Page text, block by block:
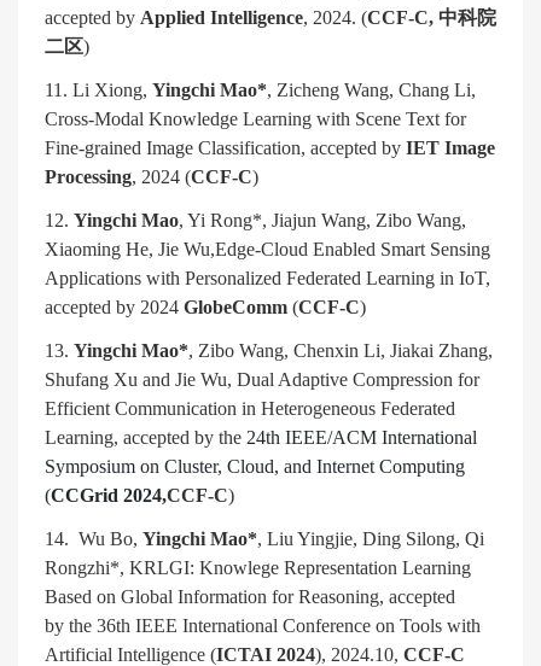
accepted by Applied Intelligence, 2024. (CCF-C, 中科院
二区)
11. Li Xiong, Yingchi Mao*, Zicheng Wang, Chang Li,
Cross-Modal Knowledge Learning with Scene Text for
Fine-grained Image Classification, accepted by IET Image
Processing, 2024 (CCF-C)
12. Yingchi Mao, Yi Rong*, Jiajun Wang, Zibo Wang,
Xiaoming He, Jie Wu,Edge-Cloud Enabled Smart Sensing
Applications with Personalized Federated Learning in IoT,
accepted by 2024 GlobeComm (CCF-C)
13. Yingchi Mao*, Zibo Wang, Chenxin Li, Jiakai Zhang,
Shufang Xu and Jie Wu, Dual Adaptive Compression for
Efficient Communication in Heterogeneous Federated
Learning, accepted by the 24th IEEE/ACM International
Symposium on Cluster, Cloud, and Internet Computing
(CCGrid 2024,CCF-C)
14. Wu Bo, Yingchi Mao*, Liu Yingjie, Ding Silong, Qi
Rongzhi*, KRLGI: Knowlege Representation Learning
Based on Global Information for Reasoning, accepted
by the 36th IEEE International Conference on Tools with
Artificial Intelligence (ICTAI 2024), 2024.10, CCF-C